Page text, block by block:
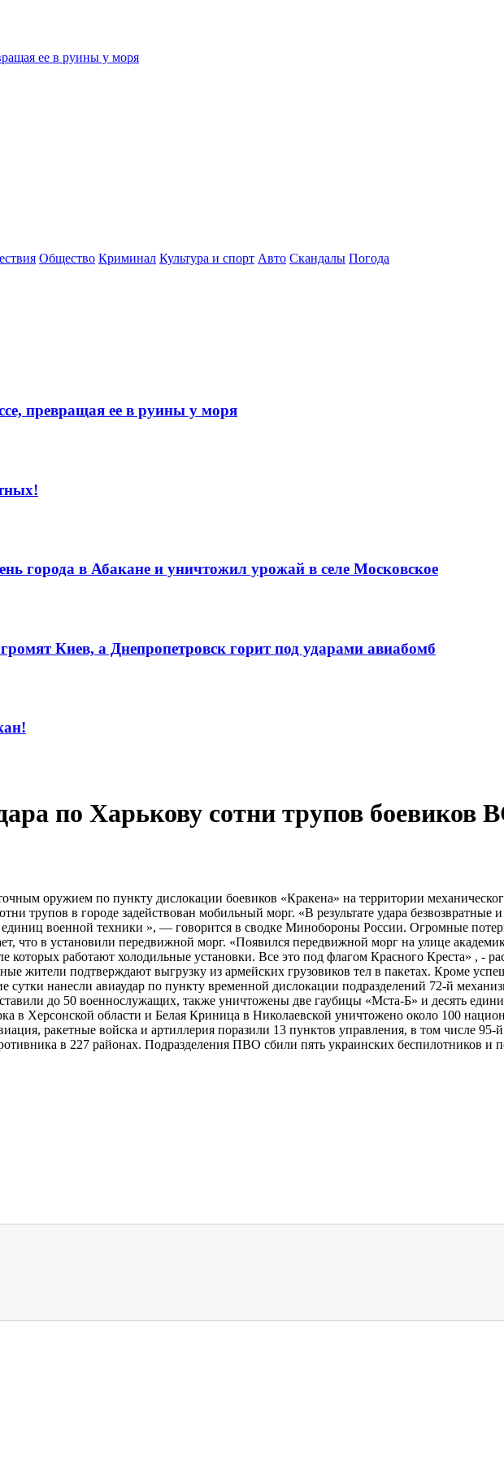
ее в руины у моря
Общество Криминал Культура и спорт Авто Скандалы Погода
превращая ее в руины у моря
города в Абакане и уничтожил урожай в селе Московское
Киев, а Днепропетровск горит под ударами авиабомб
по Харькову сотни трупов
оружием по пункту дислокации боевиков «Кракена» на территории
трупов в городе задействован мобильный морг. «В результате удара
военной техники », — говорится в сводке Минобороны России. Огромные
что в установили передвижной морг. «Появился передвижной морг на улице
которых работают холодильные установки. Все это под флагом Красного Креста» , -
жители подтверждают выгрузку из армейских грузовиков тел в пакетах. Кроме
сутки нанесли авиаудар по пункту временной дислокации подразделений 72-й
до 50 военнослужащих, также уничтожены две гаубицы «Мста-​Б» и десять
в Херсонской области и Белая Криница в Николаевской уничтожено около 100
ракетные войска и артиллерия поразили 13 пунктов управления, в том числе
в 227 районах. Подразделения ПВО сбили пять украинских беспилотников